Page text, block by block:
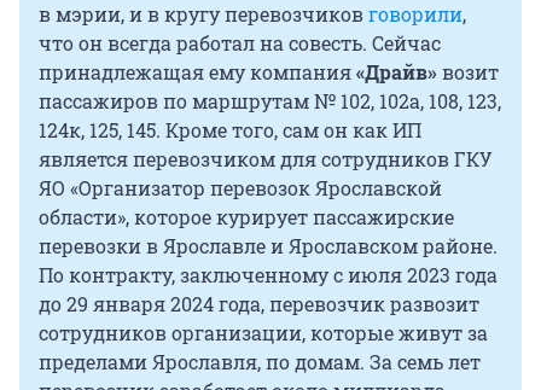
в мэрии, и в кругу перевозчиковговорили,
что он всегда работал на совесть. Сейчас
принадлежащая ему компания«Драйв»возит
пассажиров по маршрутам № 102, 102а, 108, 123,
124к, 125, 145. Кроме того, сам он как ИП
является перевозчиком для сотрудников ГКУ
ЯО «Организатор перевозок Ярославской
области», которое курирует пассажирские
перевозки в Ярославле и Ярославском районе.
По контракту, заключенному с июля 2023 года
до 29 января 2024 года, перевозчик развозит
сотрудников организации, которые живут за
пределами Ярославля, по домам. За семь лет